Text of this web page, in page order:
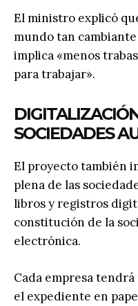
El ministro explicó
mundo tan
implica «menos
para trabajar».
SOCIEDADES
El proyecto también
plena de las
libros y registros
constitución de la
electrónica.
Cada empresa
el expediente en